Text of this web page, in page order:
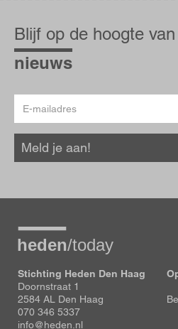
op
de
hoogte
Blijf op de hoogte
nieuws
mailadres
Meld je aan!
Stichting Heden Den Haag
Doornstraat 1
2584 AL Den Haag
070 346 5337
info@heden.nl